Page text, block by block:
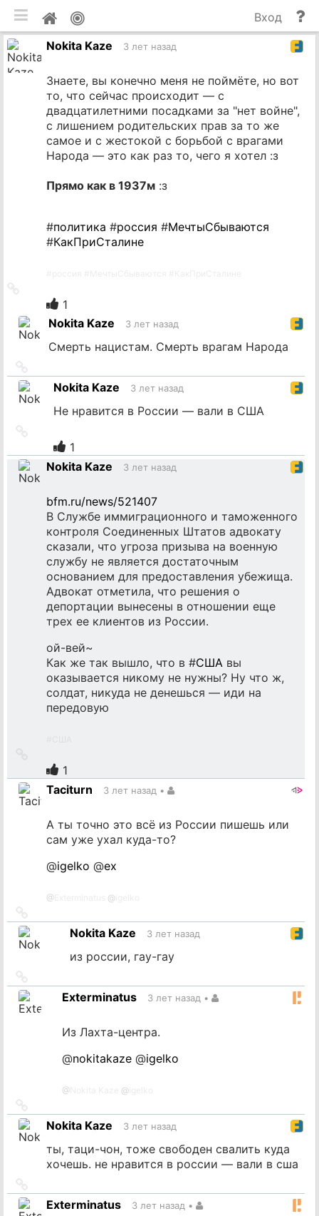
Мой
профиль
и
Вход
Nokita Kaze
3 лет назад
Знаете, вы конечно меня не поймёте, но вот
то, что сейчас происходит — с
двадцатилетними посадками за "нет войне",
с лишением родительских прав за то же
самое и с жестокой с борьбой с врагами
Народа — это как раз то, чего я хотел :з
Прямо как в 1937м :з
#политика #россия #МечтыСбываются
#КакПриСталине
источник
1
Nokita Kaze
3 лет назад
Смерть нацистам. Смерть врагам Народа
на
источникNokita Kaze 3 лет назад
Не нравится в России — вали в США
источник
1
Nokita Kaze
3 лет назад
bfm.ru/news/521407
В Службе иммиграционного и таможенного
контроля Соединенных Штатов адвокату
сказали, что угроза призыва на военную
службу не является достаточным
основанием для предоставления убежища.
Адвокат отметила, что решения о
депортации вынесены в отношении еще
трех ее клиентов из России.
ой-вей~
Как же так вышло, что в #США вы
оказывается никому не нужны? Ну что ж,
солдат, никуда не денешься — иди на
передовую
источник
1
Taciturn
3 лет назад •
А ты точно это всё из России пишешь или
сам уже ухал куда-то?
@igelko @ex
@ @
на
источникNokita Kaze 3 лет назад
из россии, гау-гау
на
источникExterminatus 3 лет назад •
Из Лахта-центра.
@nokitakaze @igelko
@ @
на
источник
Nokita Kaze 3 лет назад
ты, таци-чон, тоже свободен свалить куда
хочешь. не нравится в россии — вали в сша
на
источник
Exterminatus 3 лет назад •
мобильная версия